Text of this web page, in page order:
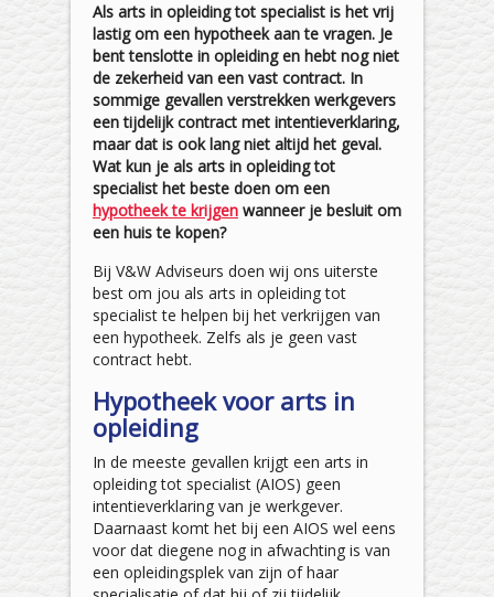
Als arts in opleiding tot specialist is het vrij
lastig om een hypotheek aan te vragen. Je
bent tenslotte in opleiding en hebt nog niet
de zekerheid van een vast contract. In
sommige gevallen verstrekken werkgevers
een tijdelijk contract met intentieverklaring,
maar dat is ook lang niet altijd het geval.
Wat kun je als arts in opleiding tot
specialist het beste doen om een
hypotheek te krijgen wanneer je besluit om
een huis te kopen?
Bij V&W Adviseurs doen wij ons uiterste
best om jou als arts in opleiding tot
specialist te helpen bij het verkrijgen van
een hypotheek. Zelfs als je geen vast
contract hebt.
Hypotheek voor arts in
opleiding
In de meeste gevallen krijgt een arts in
opleiding tot specialist (AIOS) geen
intentieverklaring van je werkgever.
Daarnaast komt het bij een AIOS wel eens
voor dat diegene nog in afwachting is van
een opleidingsplek van zijn of haar